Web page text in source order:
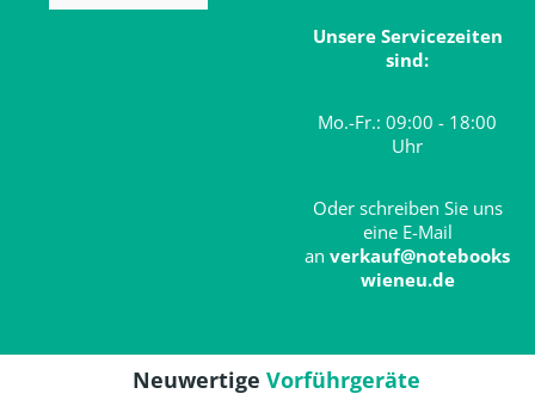
Unsere Servicezeiten
sind:
Mo.-Fr.: 09:00 - 18:00
Uhr
Oder schreiben Sie uns
eine E-Mail
an verkauf@notebooks
wieneu.de
Neuwertige Vorführgeräte